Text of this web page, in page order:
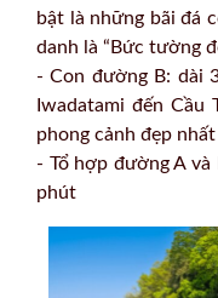
bật là những bãi đá
danh là “Bức tường
- Con đường B: dài
Iwadatami đến Cầu
phong cảnh đẹp
- Tổ hợp đường A
phút